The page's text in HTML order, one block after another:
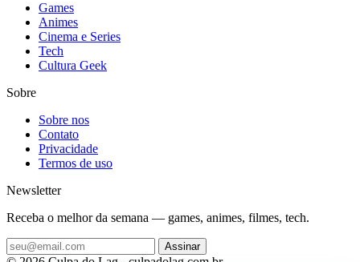
Games
Animes
Cinema e Series
Tech
Cultura Geek
Sobre
Sobre nos
Contato
Privacidade
Termos de uso
Newsletter
Receba o melhor da semana — games, animes, filmes, tech.
Assinar